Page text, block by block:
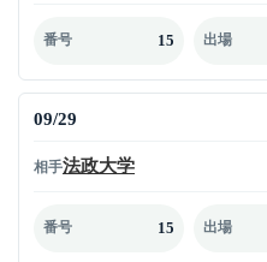
番号 15 出場
09/29
相手法政大学
番号 15 出場